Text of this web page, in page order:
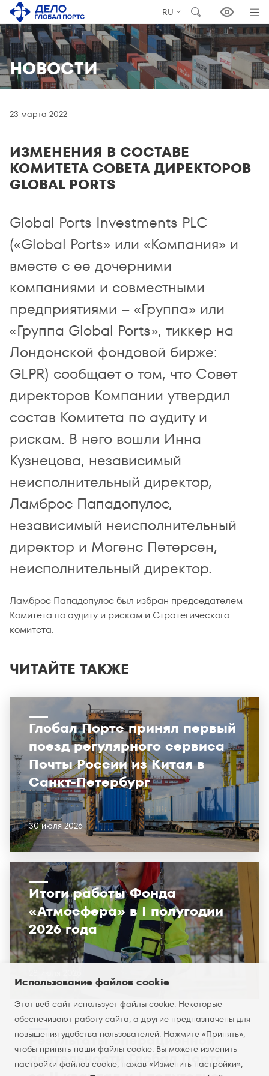
RU
НОВОСТИ
23 марта 2022
ИЗМЕНЕНИЯ В СОСТАВЕ
КОМИТЕТА СОВЕТА ДИРЕКТОРОВ
GLOBAL PORTS
Global Ports Investments PLC
(«Global Ports» или «Компания» и
вместе с ее дочерними
компаниями и совместными
предприятиями – «Группа» или
«Группа Global Ports», тиккер на
Лондонской фондовой бирже:
GLPR) сообщает о том, что Совет
директоров Компании утвердил
состав Комитета по аудиту и
рискам. В него вошли Инна
Кузнецова, независимый
неисполнительный директор,
Ламброс Пападопулос,
независимый неисполнительный
директор и Могенс Петерсен,
неисполнительный директор.
Ламброс Пападопулос был избран председателем
Комитета по аудиту и рискам и Стратегического
комитета.
ЧИТАЙТЕ ТАКЖЕ
Глобал Портс принял первый
поезд регулярного сервиса
Почты России из Китая в
Санкт-Петербург
30 июля 2026
Итоги работы Фонда
«Атмосфера» в I полугодии
2026 года
Результаты операционной
деятельности Глобал Портс
Использование файлов cookie
Этот веб-сайт использует файлы cookie. Некоторые
обеспечивают работу сайта, а другие предназначены для
повышения удобства пользователей. Нажмите «Принять»,
чтобы принять наши файлы cookie. Вы можете изменить
настройки файлов cookie, нажав «Изменить настройки»,